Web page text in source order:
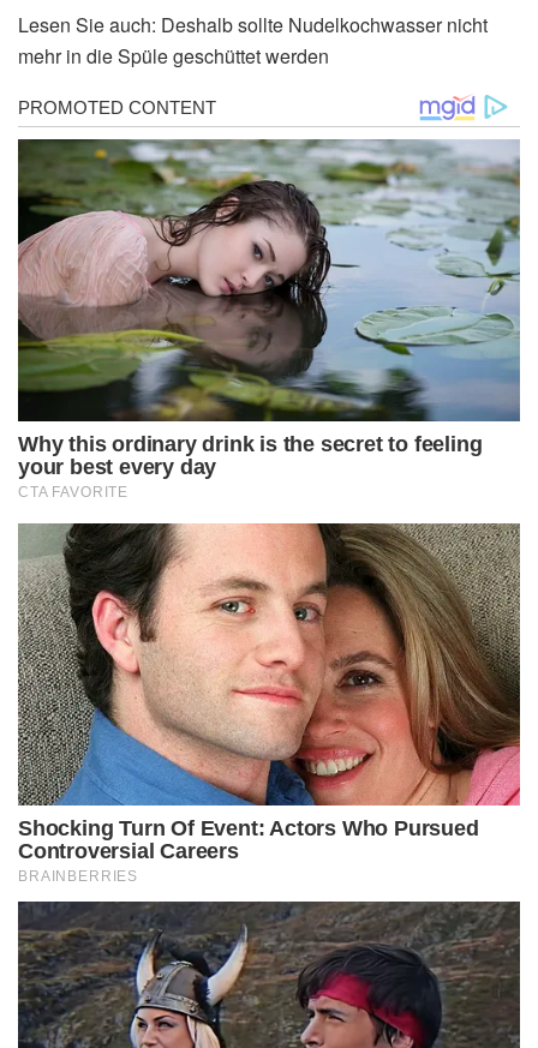
Lesen Sie auch: Deshalb sollte Nudelkochwasser nicht
mehr in die Spüle geschüttet werden